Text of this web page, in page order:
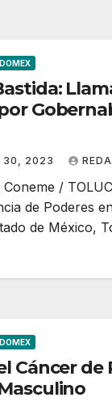
30, 2023
/
de Poderes
de México,
Cáncer de